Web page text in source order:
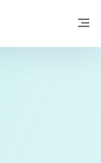
- POČETNA